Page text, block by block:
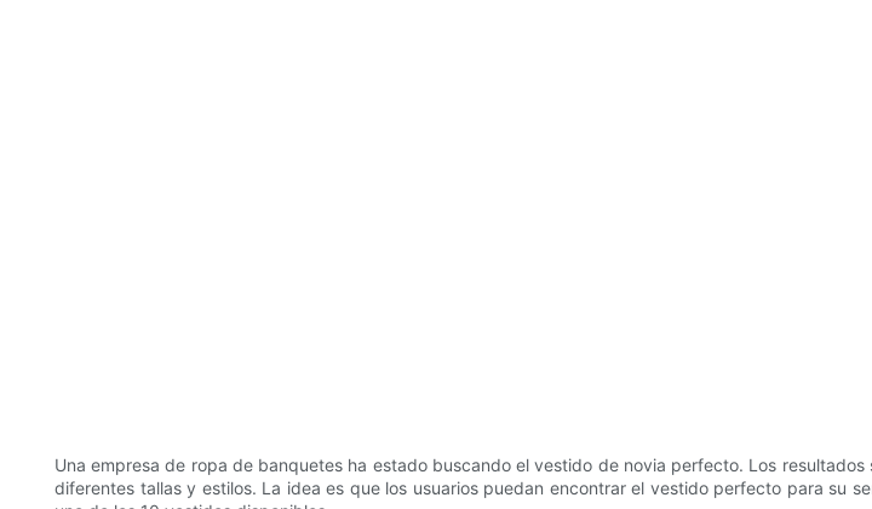
Una empresa de ropa de banquetes ha estado buscando el vestido de novia perfecto. Los
diferentes tallas y estilos. La idea es que los usuarios puedan encontrar el vestido perfecto para su